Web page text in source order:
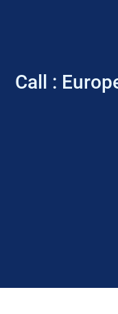
Call :